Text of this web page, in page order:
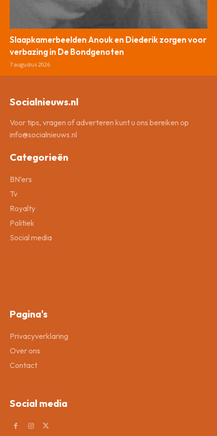
Slaapkamerbeelden Anouk en Diederik zorgen voor
verbazing in De Bondgenoten
7 augustus 2026
Socialnieuws.nl
Voor tips, vragen of adverteren kunt u ons bereiken op
info@socialnieuws.nl
Categorieën
BN’ers
Tv
Royalty
Politiek
Social media
Pagina's
Privacyverklaring
Over ons
Contact
Social media